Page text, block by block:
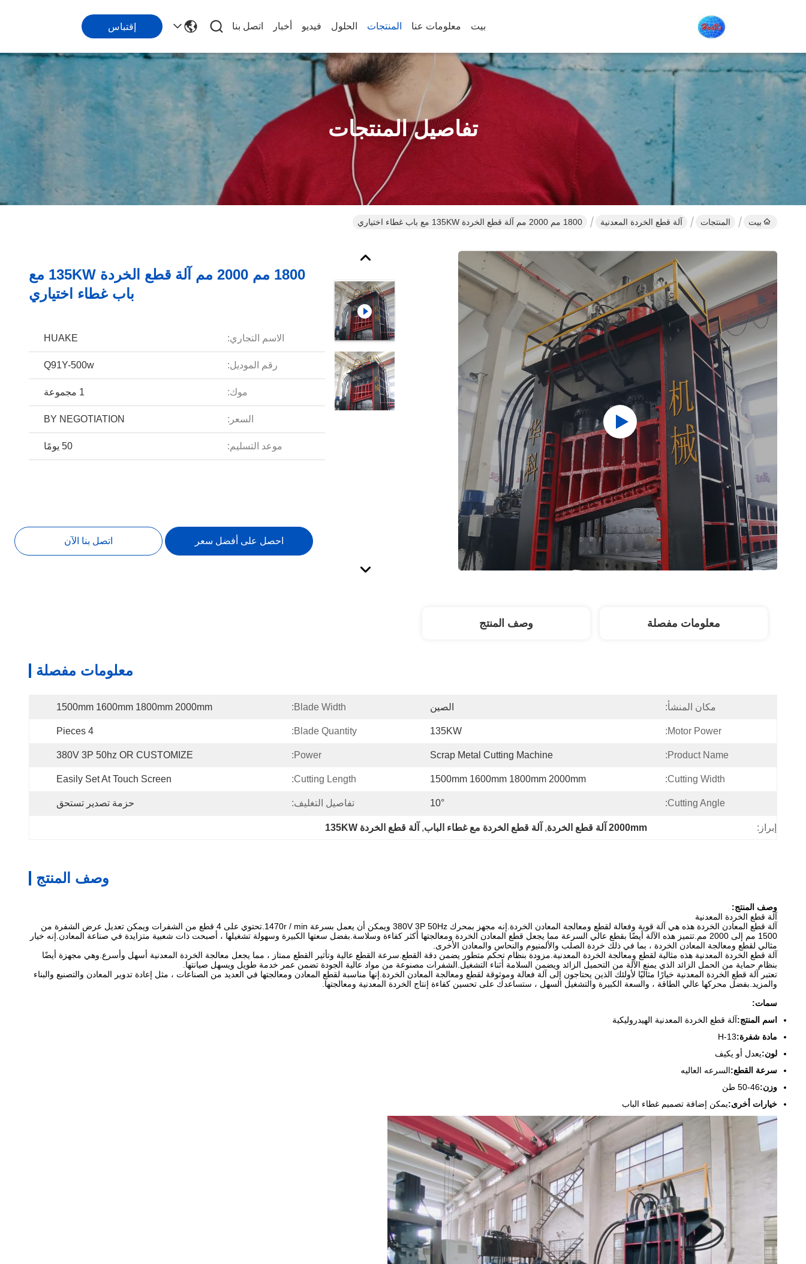
بيت معلومات عنا المنتجات الحلول فيديو أخبار اتصل بنا إقتباس
تفاصيل المنتجات
بيت المنتجات آلة قطع الخردة المعدنية 1800 مم 2000 مم آلة قطع الخردة 135KW مع باب غطاء اختياري
1800 مم 2000 مم آلة قطع الخردة 135KW مع
باب غطاء اختياري
الاسم التجاري: HUAKE
رقم الموديل: Q91Y-500w
موك: 1 مجموعة
السعر: BY NEGOTIATION
موعد التسليم: 50 يومًا
احصل على أفضل سعر اتصل بنا الآن
معلومات مفصلة وصف المنتج
معلومات مفصلة
مكان المنشأ: الصين Blade Width:
1500mm 1600mm 1800mm 2000mm
Motor Power:
135KW
Blade Quantity:
4 Pieces
Product Name:
Scrap Metal Cutting Machine
Power:
380V 3P 50hz OR CUSTOMIZE
Cutting Width:
1500mm 1600mm 1800mm 2000mm
Cutting Length:
Easily Set At Touch Screen
Cutting Angle:
10° تفاصيل التغليف: حزمة تصدير تستحق
إبراز: 2000mm آلة قطع الخردة , آلة قطع الخردة مع غطاء الباب, آلة قطع الخردة 135KW
وصف المنتج
وصف المنتج:
آلة قطع الخردة المعدنية
آلة قطع المعادن الخردة هذه هي آلة قوية وفعالة لقطع ومعالجة المعادن الخردة.إنه مجهز بمحرك 380V 3P 50Hz ويمكن أن يعمل بسرعة 1470r / min.تحتوي على 4 قطع من الشفرات ويمكن تعديل عرض الشفرة من
1500 مم إلى 2000 مم.تتميز هذه الآلة أيضًا بقطع عالي السرعة مما يجعل قطع المعادن الخردة ومعالجتها أكثر كفاءة وسلاسة.بفضل سعتها الكبيرة وسهولة تشغيلها ، أصبحت ذات شعبية متزايدة في صناعة المعادن.إنه خيار
مثالي لقطع ومعالجة المعادن الخردة ، بما في ذلك خردة الصلب والألمنيوم والنحاس والمعادن الأخرى.
آلة قطع الخردة المعدنية هذه مثالية لقطع ومعالجة الخردة المعدنية.مزودة بنظام تحكم متطور يضمن دقة القطع.سرعة القطع عالية وتأثير القطع ممتاز ، مما يجعل معالجة الخردة المعدنية أسهل وأسرع.وهي مجهزة أيضًا
بنظام حماية من الحمل الزائد الذي يمنع الآلة من التحميل الزائد ويضمن السلامة أثناء التشغيل.الشفرات مصنوعة من مواد عالية الجودة تضمن عمر خدمة طويل ويسهل صيانتها.
تعتبر آلة قطع الخردة المعدنية خيارًا مثاليًا لأولئك الذين يحتاجون إلى آلة فعالة وموثوقة لقطع ومعالجة المعادن الخردة.إنها مناسبة لقطع المعادن ومعالجتها في العديد من الصناعات ، مثل إعادة تدوير المعادن والتصنيع والبناء
والمزيد.بفضل محركها عالي الطاقة ، والسعة الكبيرة والتشغيل السهل ، ستساعدك على تحسين كفاءة إنتاج الخردة المعدنية ومعالجتها.
سمات:
اسم المنتج:آلة قطع الخردة المعدنية الهيدروليكية
مادة شفرة:H-13
لون:يعدل أو يكيف
سرعة القطع:السرعه العاليه
وزن:46-50 طن
خيارات أخرى:يمكن إضافة تصميم غطاء الباب